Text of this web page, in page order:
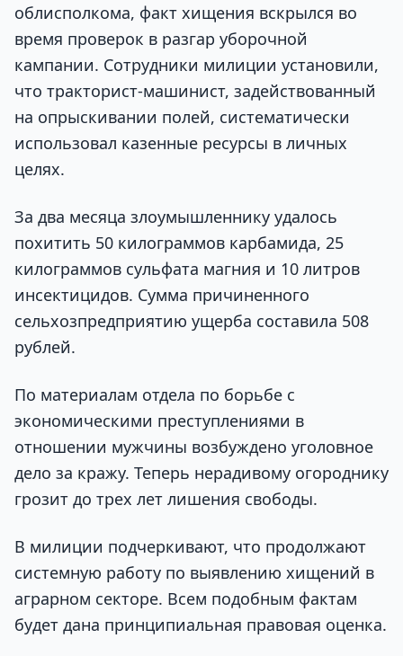
облисполкома, факт хищения вскрылся во
время проверок в разгар уборочной
кампании. Сотрудники милиции установили,
что тракторист-машинист, задействованный
на опрыскивании полей, систематически
использовал казенные ресурсы в личных
целях.
За два месяца злоумышленнику удалось
похитить 50 килограммов карбамида, 25
килограммов сульфата магния и 10 литров
инсектицидов. Сумма причиненного
сельхозпредприятию ущерба составила 508
рублей.
По материалам отдела по борьбе с
экономическими преступлениями в
отношении мужчины возбуждено уголовное
дело за кражу. Теперь нерадивому огороднику
грозит до трех лет лишения свободы.
В милиции подчеркивают, что продолжают
системную работу по выявлению хищений в
аграрном секторе. Всем подобным фактам
будет дана принципиальная правовая оценка.